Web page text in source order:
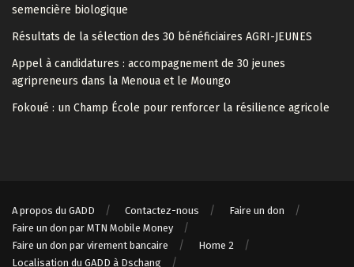
semencière biologique
Résultats de la sélection des 30 bénéficiaires AGRI-JEUNES
Appel à candidatures : accompagnement de 30 jeunes
agripreneurs dans la Menoua et le Moungo
Fokoué : un Champ École pour renforcer la résilience agricole
A propos du GADD Contactez-nous
Faire un don
Faire un don par MTN Mobile Money
Faire un don par virement bancaire
Home 2
Localisation du GADD à Dschang